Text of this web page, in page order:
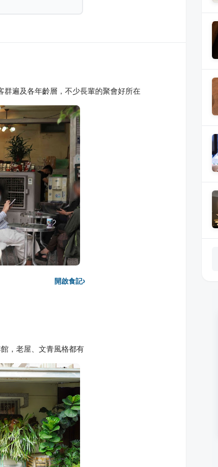
群遍及各年齡層，不少長輩的聚會好所在
開啟食記›
，老屋、文青風格都有